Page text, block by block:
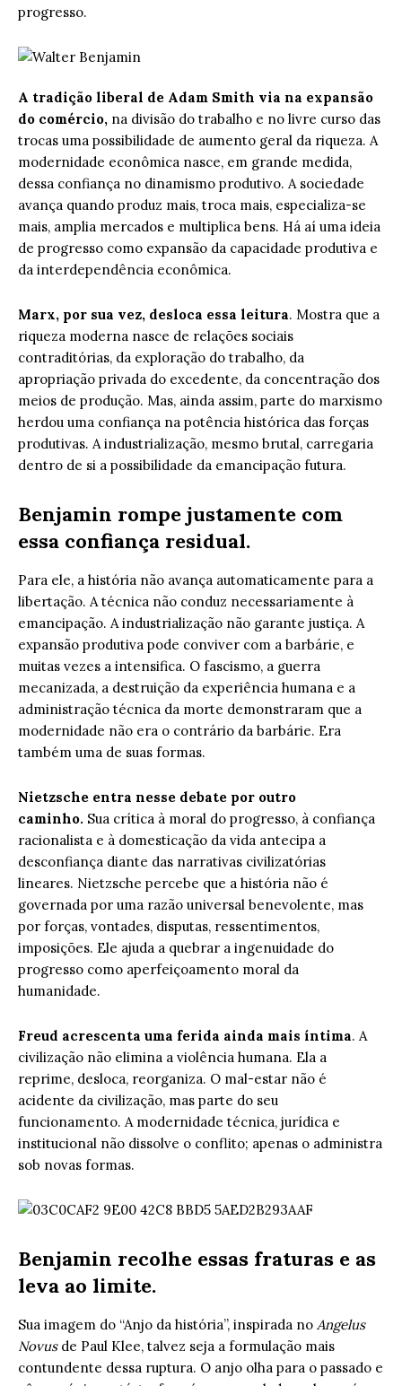
progresso.
A tradição liberal de Adam Smith via na expansão
do comércio, na divisão do trabalho e no livre curso das
trocas uma possibilidade de aumento geral da riqueza. A
modernidade econômica nasce, em grande medida,
dessa confiança no dinamismo produtivo. A sociedade
avança quando produz mais, troca mais, especializa-se
mais, amplia mercados e multiplica bens. Há aí uma ideia
de progresso como expansão da capacidade produtiva e
da interdependência econômica.
Marx, por sua vez, desloca essa leitura. Mostra que a
riqueza moderna nasce de relações sociais
contraditórias, da exploração do trabalho, da
apropriação privada do excedente, da concentração dos
meios de produção. Mas, ainda assim, parte do marxismo
herdou uma confiança na potência histórica das forças
produtivas. A industrialização, mesmo brutal, carregaria
dentro de si a possibilidade da emancipação futura.
Benjamin rompe justamente com
essa confiança residual.
Para ele, a história não avança automaticamente para a
libertação. A técnica não conduz necessariamente à
emancipação. A industrialização não garante justiça. A
expansão produtiva pode conviver com a barbárie, e
muitas vezes a intensifica. O fascismo, a guerra
mecanizada, a destruição da experiência humana e a
administração técnica da morte demonstraram que a
modernidade não era o contrário da barbárie. Era
também uma de suas formas.
Nietzsche entra nesse debate por outro
caminho. Sua crítica à moral do progresso, à confiança
racionalista e à domesticação da vida antecipa a
desconfiança diante das narrativas civilizatórias
lineares. Nietzsche percebe que a história não é
governada por uma razão universal benevolente, mas
por forças, vontades, disputas, ressentimentos,
imposições. Ele ajuda a quebrar a ingenuidade do
progresso como aperfeiçoamento moral da
humanidade.
Freud acrescenta uma ferida ainda mais íntima. A
civilização não elimina a violência humana. Ela a
reprime, desloca, reorganiza. O mal-estar não é
acidente da civilização, mas parte do seu
funcionamento. A modernidade técnica, jurídica e
institucional não dissolve o conflito; apenas o administra
sob novas formas.
Benjamin recolhe essas fraturas e as
leva ao limite.
Sua imagem do “Anjo da história”, inspirada no Angelus
Novusde Paul Klee, talvez seja a formulação mais
contundente dessa ruptura. O anjo olha para o passado e